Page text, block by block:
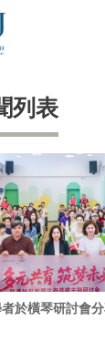
列表
於橫琴研討會